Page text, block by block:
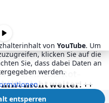
von YouTube. Um
klicken Sie auf die
Sie, dass dabei Daten an
werden.
entsperren
sich aus! Rot-
nicht weiter! ++